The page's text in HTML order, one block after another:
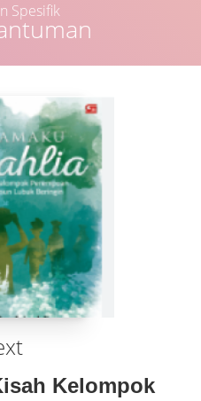
Spesifik
Kelompok